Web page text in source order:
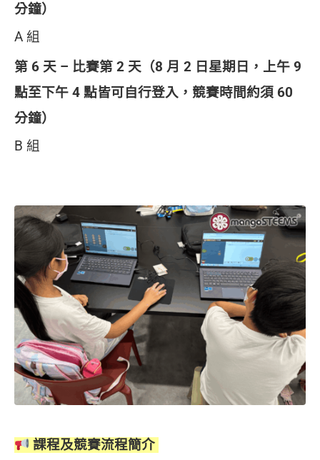
分鐘）
A 組
第 6 天 – 比賽第 2 天（8 月 2 日星期日， 上午 9
點至下午 4 點皆可自行登入， 競賽時間約須 60
分鐘）
B 組
課程及競賽流程簡介